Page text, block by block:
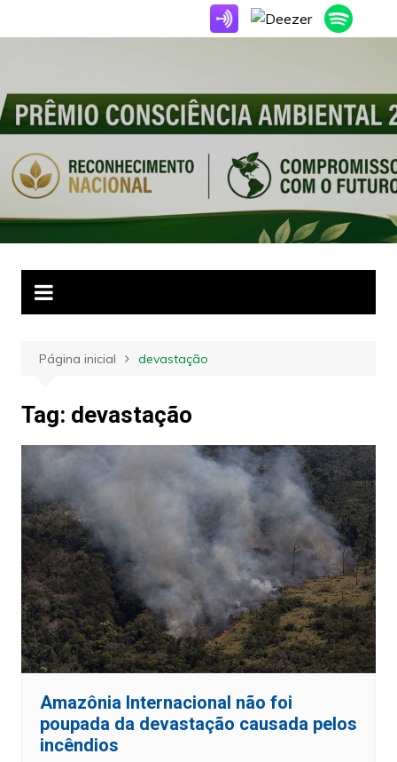
para
Página inicial devastação
Tag: devastação
Amazônia Internacional não foi
poupada da devastação causada pelos
incêndios